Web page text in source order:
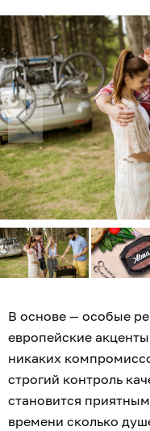
В основе — особые
европейские
никаких
строгий контроль
становится
времени сколько